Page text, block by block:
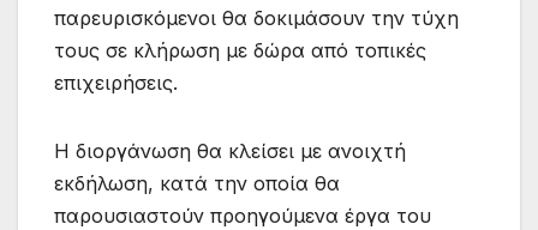
παρευρισκόμενοι θα δοκιμάσουν την τύχη
τους σε κλήρωση με δώρα από τοπικές
επιχειρήσεις.
Η διοργάνωση θα κλείσει με ανοιχτή
εκδήλωση, κατά την οποία θα
παρουσιαστούν προηγούμενα έργα του